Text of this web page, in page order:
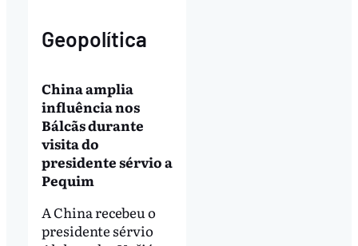
Geopolítica
China amplia
influência nos
Bálcãs durante
visita do
presidente sérvio a
Pequim
A China recebeu o
presidente sérvio